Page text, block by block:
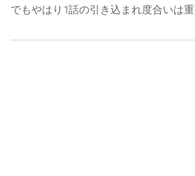
でもやはり1話の引き込まれ度合いは